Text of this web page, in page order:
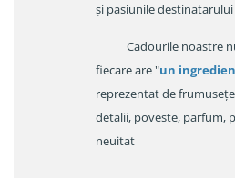
și pasiunile
Cadourile noastre
fiecare are "un
reprezentat de
detalii, poveste, parfum,
neuitat